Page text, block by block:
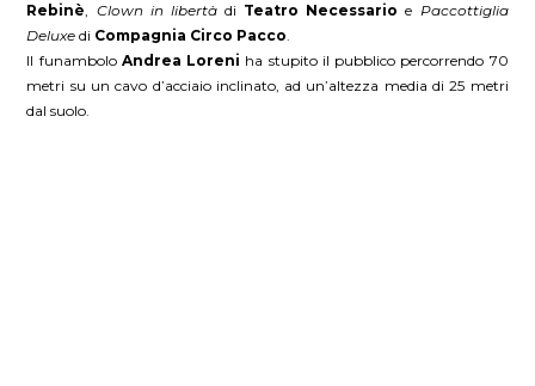
Rebinè, Clown in libertàdi Teatro Necessario e Paccottiglia
Deluxedi Compagnia Circo Pacco.
Il funambolo Andrea Loreni ha stupito il pubblico percorrendo 70
metri su un cavo d’acciaio inclinato, ad un’altezza media di 25 metri
dal suolo.